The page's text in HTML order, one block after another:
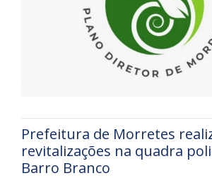
Prefeitura de Morretes
revitalizações na quadra
Barro Branco